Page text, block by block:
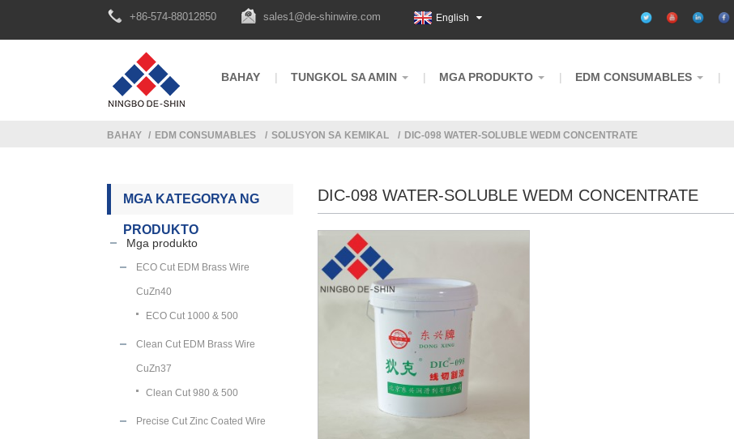
+86-574-88012850 sales1@de-shinwire.com English
BAHAY TUNGKOL SA AMIN MGA PRODUKTO EDM CONSUMABLES
BAHAY EDM CONSUMABLES SOLUSYON SA KEMIKAL DIC-098 WATER-SOLUBLE WEDM CONCENTRATE
MGA KATEGORYA NG
PRODUKTO
Mga produkto
ECO Cut EDM Brass Wire
CuZn40
ECO Cut 1000 & 500
Clean Cut EDM Brass Wire
CuZn37
Clean Cut 980 & 500
Precise Cut Zinc Coated Wire
DIC-098 WATER-SOLUBLE WEDM CONCENTRATE